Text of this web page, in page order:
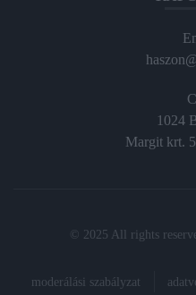
1024
Margit krt.
© 2025 All rights
moderálási szabályzat